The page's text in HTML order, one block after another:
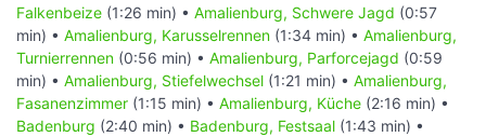
Falkenbeize (1:26 min) • Amalienburg, Schwere Jagd (0:57
min) • Amalienburg, Karusselrennen (1:34 min) • Amalienburg,
Turnierrennen (0:56 min) • Amalienburg, Parforcejagd (0:59
min) • Amalienburg, Stiefelwechsel (1:21 min) • Amalienburg,
Fasanenzimmer (1:15 min) • Amalienburg, Küche (2:16 min) •
Badenburg (2:40 min) • Badenburg, Festsaal (1:43 min) •